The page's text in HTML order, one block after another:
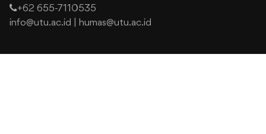
+62 655-7110535
info@utu.ac.id
humas@utu.ac.id